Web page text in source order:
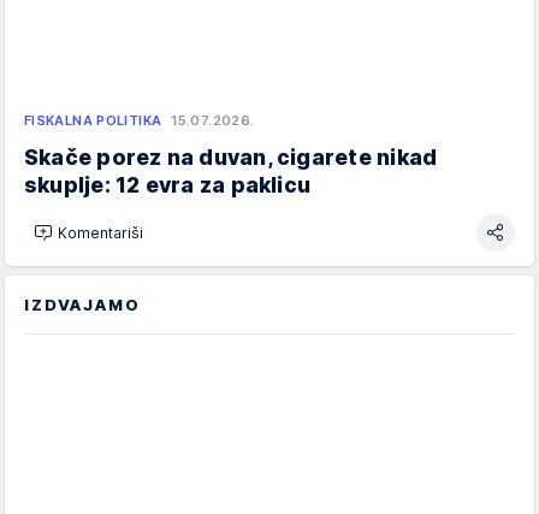
FISKALNA POLITIKA 15.07.2026.
Skače porez na duvan, cigarete nikad
skuplje: 12 evra za paklicu
Komentariši
IZDVAJAMO